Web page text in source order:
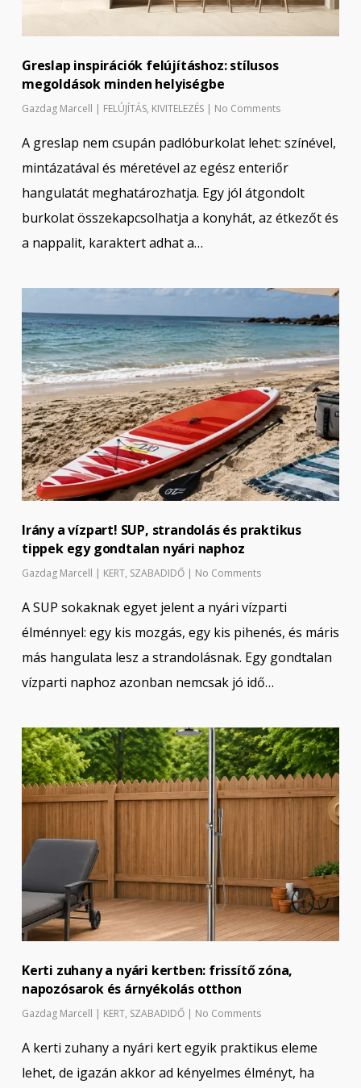
Greslap inspirációk felújításhoz: stílusos
megoldások minden helyiségbe
Gazdag Marcell | FELÚJÍTÁS, KIVITELEZÉS | No Comments
A greslap nem csupán padlóburkolat lehet: színével,
mintázatával és méretével az egész enteriőr
hangulatát meghatározhatja. Egy jól átgondolt
burkolat összekapcsolhatja a konyhát, az étkezőt és
a nappalit, karaktert adhat a…
Irány a vízpart! SUP, strandolás és praktikus
tippek egy gondtalan nyári naphoz
Gazdag Marcell | KERT, SZABADIDŐ | No Comments
A SUP sokaknak egyet jelent a nyári vízparti
élménnyel: egy kis mozgás, egy kis pihenés, és máris
más hangulata lesz a strandolásnak. Egy gondtalan
vízparti naphoz azonban nemcsak jó idő…
Kerti zuhany a nyári kertben: frissítő zóna,
napozósarok és árnyékolás otthon
Gazdag Marcell | KERT, SZABADIDŐ | No Comments
A kerti zuhany a nyári kert egyik praktikus eleme
lehet, de igazán akkor ad kényelmes élményt, ha